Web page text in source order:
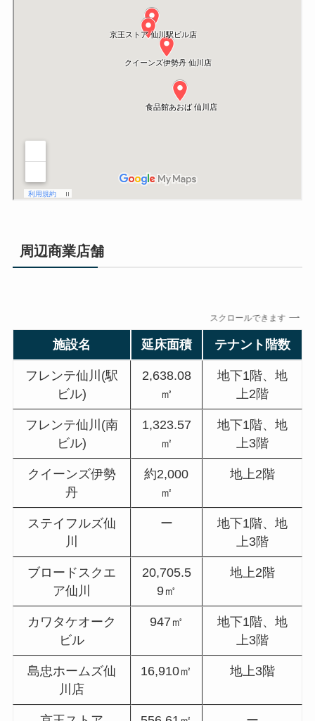
周辺商業店舗
スクロールできます
施設名 延床面積 テナント階数
フレンテ仙川(駅
ビル)
2,638.08
㎡
地下1階、地
上2階
フレンテ仙川(南
ビル)
1,323.57
㎡
地下1階、地
上3階
クイーンズ伊勢
丹
約2,000
㎡
地上2階
ステイフルズ仙
川
ー
地下1階、地
上3階
ブロードスクエ
ア仙川
20,705.5
9㎡
地上2階
カワタケオーク
ビル
947㎡
地下1階、地
上3階
島忠ホームズ仙
川店
16,910㎡ 地上3階